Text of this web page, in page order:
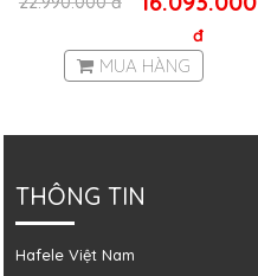
đ
MUA HÀNG
THÔNG TIN
Hafele Việt Nam